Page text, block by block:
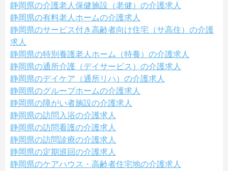
静岡県の介護老人保健施設（老健）の介護求人
静岡県の有料老人ホームの介護求人
静岡県のサービス付き高齢者向け住宅（サ高住）の介護
求人
静岡県の特別養護老人ホーム（特養）の介護求人
静岡県の通所介護（デイサービス）の介護求人
静岡県のデイケア（通所リハ）の介護求人
静岡県のグループホームの介護求人
静岡県の障がい者施設の介護求人
静岡県の訪問入浴の介護求人
静岡県の訪問看護の介護求人
静岡県の訪問診療の介護求人
静岡県の定期巡回の介護求人
静岡県のケアハウス・高齢者住宅地の介護求人